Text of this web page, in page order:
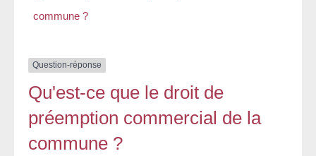
commune ?
Question-réponse
Qu'est-ce que le droit de
préemption commercial de la
commune ?